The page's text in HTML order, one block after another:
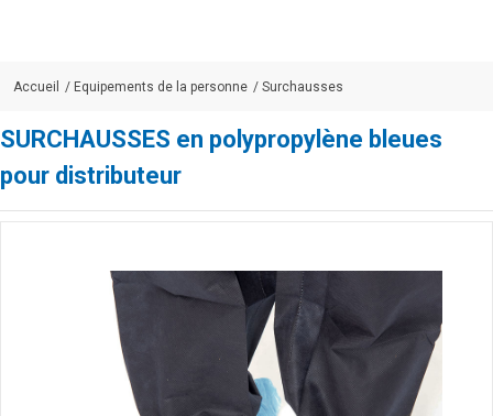
Accueil Equipements de la personne Surchausses
SURCHAUSSES en polypropylène bleues
pour distributeur